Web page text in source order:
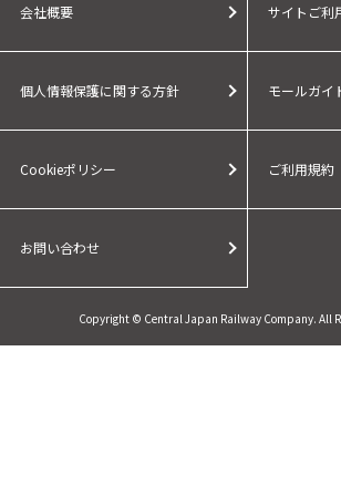
会社概要 サイトご利
個人情報保護に関する方針 モールガイ
Cookieポリシー ご利用規約
お問い合わせ
Copyright © Central Japan Railway Company. All